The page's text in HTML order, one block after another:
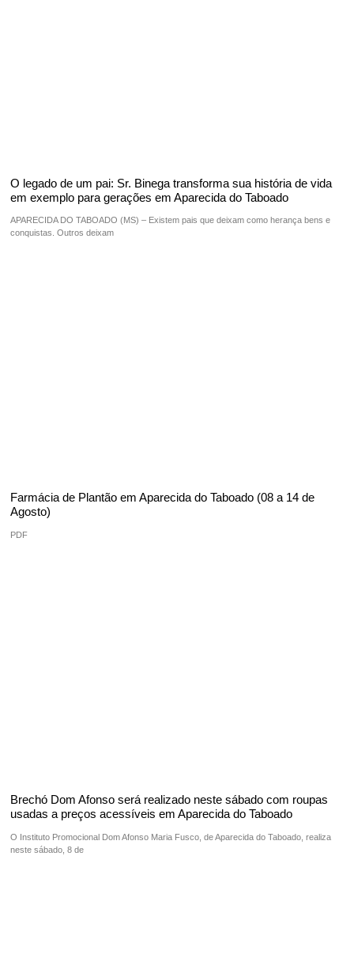
O legado de um pai: Sr. Binega transforma sua história de vida
em exemplo para gerações em Aparecida do Taboado
APARECIDA DO TABOADO (MS) – Existem pais que deixam como herança bens e
conquistas. Outros deixam
Farmácia de Plantão em Aparecida do Taboado (08 a 14 de
Agosto)
PDF
Brechó Dom Afonso será realizado neste sábado com roupas
usadas a preços acessíveis em Aparecida do Taboado
O Instituto Promocional Dom Afonso Maria Fusco, de Aparecida do Taboado, realiza
neste sábado, 8 de